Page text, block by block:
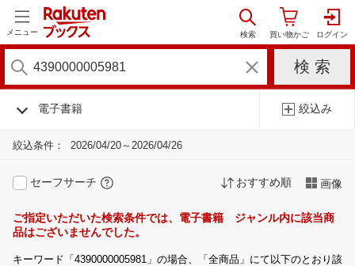
メニュー
電子書籍 絞込み
絞込条件： 2026/04/20～2026/04/26
セーフサーチ おすすめ順 画像
ご指定いただいた検索条件では、電子書籍 ジャンル内に該当商
品はございませんでした。
キーワード「4390000005981」の場合、「全商品」にて以下のとおり該